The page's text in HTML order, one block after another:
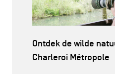
Ontdek de wilde
Charleroi Métropole